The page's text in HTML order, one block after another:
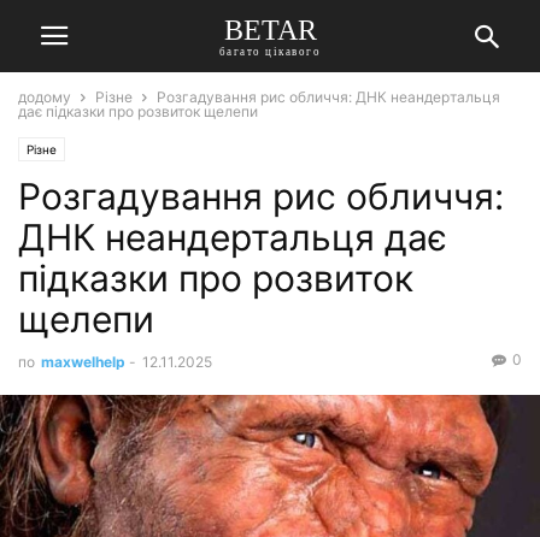
BETAR
багато цікавого
додому Різне
Розгадування рис обличчя: ДНК неандертальця
дає підказки про розвиток щелепи
Різне
Розгадування рис обличчя:
ДНК неандертальця дає
підказки про розвиток
щелепи
по maxwelhelp - 12.11.2025 0